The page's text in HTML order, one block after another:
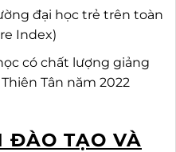
đại học trẻ trên toàn
Index)
có chất lượng giảng
Tân năm 2022
ĐÀO TẠO VÀ